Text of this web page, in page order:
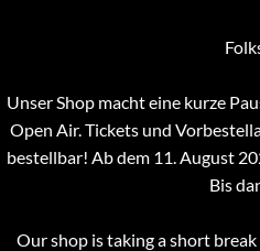
Unser Shop macht eine kurze
Open Air. Tickets und
bestellbar! Ab dem 11. August
Bis
Our shop is taking a short break